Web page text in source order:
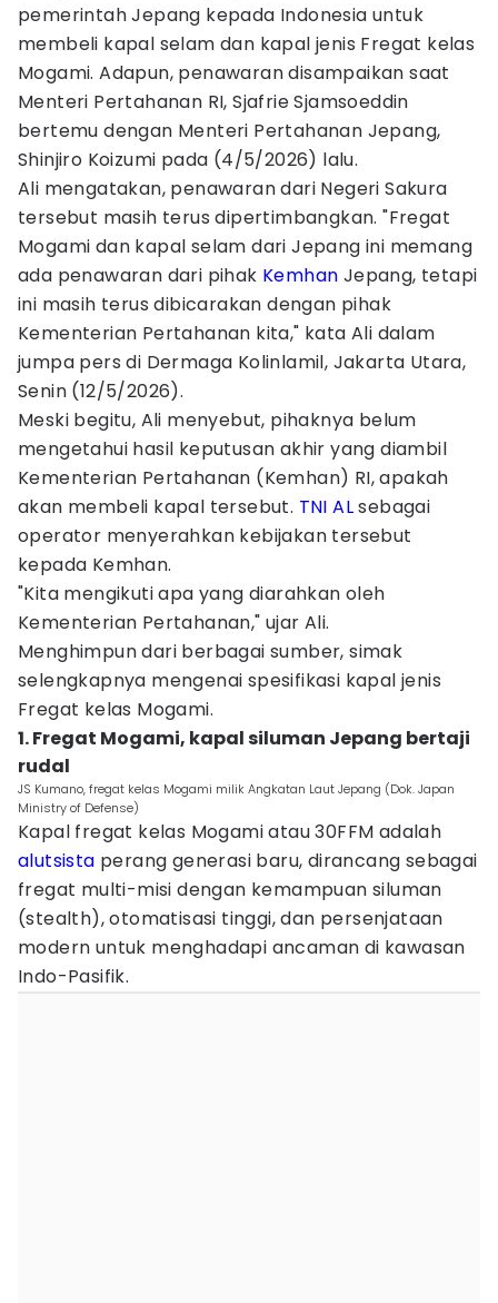
pemerintah Jepang kepada Indonesia untuk
membeli kapal selam dan kapal jenis Fregat kelas
Mogami. Adapun, penawaran disampaikan saat
Menteri Pertahanan RI, Sjafrie Sjamsoeddin
bertemu dengan Menteri Pertahanan Jepang,
Shinjiro Koizumi pada (4/5/2026) lalu.
Ali mengatakan, penawaran dari Negeri Sakura
tersebut masih terus dipertimbangkan. "Fregat
Mogami dan kapal selam dari Jepang ini memang
ada penawaran dari pihak Kemhan Jepang, tetapi
ini masih terus dibicarakan dengan pihak
Kementerian Pertahanan kita," kata Ali dalam
jumpa pers di Dermaga Kolinlamil, Jakarta Utara,
Senin (12/5/2026).
Meski begitu, Ali menyebut, pihaknya belum
mengetahui hasil keputusan akhir yang diambil
Kementerian Pertahanan (Kemhan) RI, apakah
akan membeli kapal tersebut. TNI ALsebagai
operator menyerahkan kebijakan tersebut
kepada Kemhan.
"Kita mengikuti apa yang diarahkan oleh
Kementerian Pertahanan," ujar Ali.
Menghimpun dari berbagai sumber, simak
selengkapnya mengenai spesifikasi kapal jenis
Fregat kelas Mogami.
1. Fregat Mogami, kapal siluman Jepang bertaji
rudal
JS Kumano, fregat kelas Mogami milik Angkatan Laut Jepang (Dok. Japan
Ministry of Defense)
Kapal fregat kelas Mogami atau 30FFM adalah
alutsista perang generasi baru, dirancang sebagai
fregat multi-misi dengan kemampuan siluman
(stealth), otomatisasi tinggi, dan persenjataan
modern untuk menghadapi ancaman di kawasan
Indo-Pasifik.